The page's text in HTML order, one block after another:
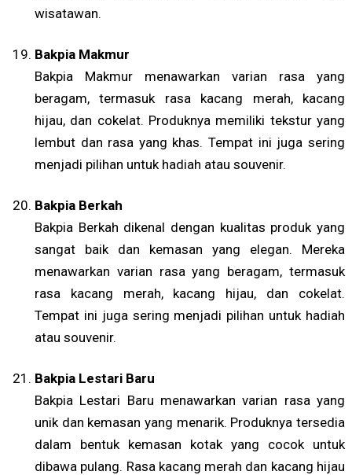
wisatawan.
Bakpia Makmur
Bakpia Makmur menawarkan varian rasa yang
beragam, termasuk rasa kacang merah, kacang
hijau, dan cokelat. Produknya memiliki tekstur yang
lembut dan rasa yang khas. Tempat ini juga sering
menjadi pilihan untuk hadiah atau souvenir.
Bakpia Berkah
Bakpia Berkah dikenal dengan kualitas produk yang
sangat baik dan kemasan yang elegan. Mereka
menawarkan varian rasa yang beragam, termasuk
rasa kacang merah, kacang hijau, dan cokelat.
Tempat ini juga sering menjadi pilihan untuk hadiah
atau souvenir.
Bakpia Lestari Baru
Bakpia Lestari Baru menawarkan varian rasa yang
unik dan kemasan yang menarik. Produknya tersedia
dalam bentuk kemasan kotak yang cocok untuk
dibawa pulang. Rasa kacang merah dan kacang hijau